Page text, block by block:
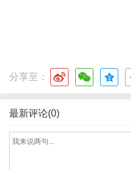
分享至：
最新评论(0)